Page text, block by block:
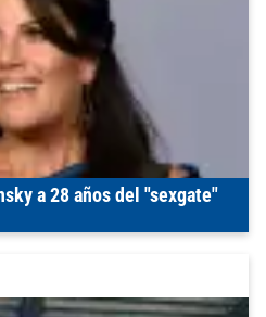
a 28 años del "sexgate"